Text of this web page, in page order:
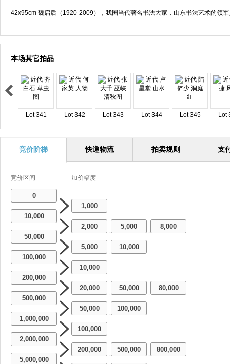
42x95cm 魏启后（1920-2009），我国当代著名书法大家，山东书法艺术的领
本场其它拍品
Lot 341 Lot 342 Lot 343 Lot 344 Lot 345 Lot
竞价阶梯 快递物流 拍卖规则 支
竞价区间 加价幅度
0
1,000
10,000
2,000
5,000
8,000
50,000
5,000
10,000
100,000
10,000
200,000
20,000
50,000
80,000
500,000
50,000
100,000
1,000,000
100,000
2,000,000
200,000
500,000
800,000
5,000,000